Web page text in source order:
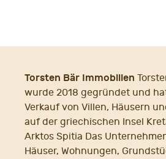
Torsten Bär Immobilien
wurde 2018 gegründet und
Verkauf von Villen, Häusern
auf der griechischen Insel
Arktos Spitia Das
Häuser, Wohnungen,